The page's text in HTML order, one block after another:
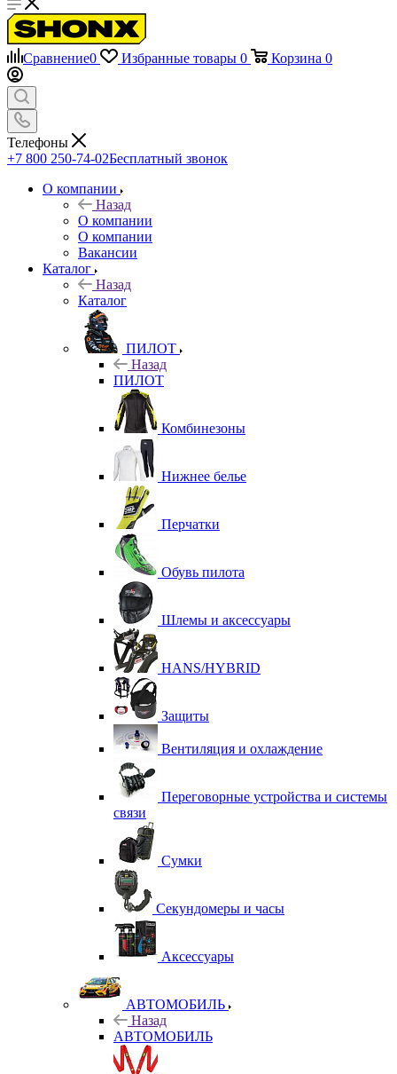
Сравнение0 Избранные товары 0 Корзина 0
Телефоны
+7 800 250-74-02Бесплатный звонок
О компании
Назад
О компании
О компании
Вакансии
Каталог
Назад
Каталог
ПИЛОТ
Назад
ПИЛОТ
Комбинезоны
Нижнее белье
Перчатки
Обувь пилота
Шлемы и аксессуары
HANS/HYBRID
Защиты
Вентиляция и охлаждение
Переговорные устройства и системы
связи
Сумки
Секундомеры и часы
Аксессуары
АВТОМОБИЛЬ
Назад
АВТОМОБИЛЬ